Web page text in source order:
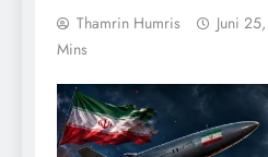
Thamrin Humris Juni
Mins